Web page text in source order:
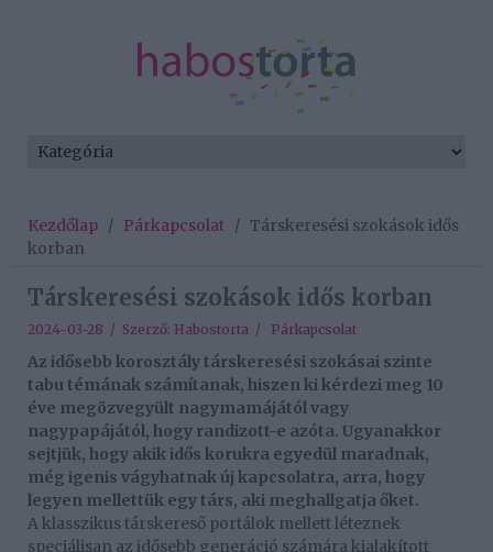
Kezdőlap / Párkapcsolat / Társkeresési szokások idős
korban
Társkeresési szokások idős korban
2024-03-28 / Szerző: Habostorta / Párkapcsolat
Az idősebb korosztály társkeresési szokásai szinte
tabu témának számítanak, hiszen ki kérdezi meg 10
éve megözvegyült nagymamájától vagy
nagypapájától, hogy randizott-e azóta. Ugyanakkor
sejtjük, hogy akik idős korukra egyedül maradnak,
még igenis vágyhatnak új kapcsolatra, arra, hogy
legyen mellettük egy társ, aki meghallgatja őket.
A klasszikus társkereső portálok mellett léteznek
speciálisan az idősebb generáció számára kialakított